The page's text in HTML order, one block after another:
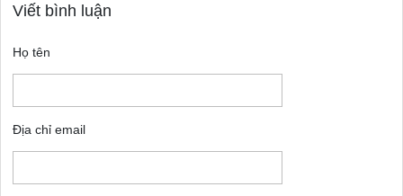
Viết bình luận
Họ tên
Địa chỉ email